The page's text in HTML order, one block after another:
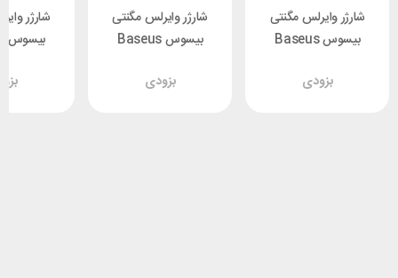
شارژر وایرلس مگنتی
بیسوس Baseus
بزودی
شارژر وایرلس مگنتی
بیسوس Baseus
بزودی
شارژر